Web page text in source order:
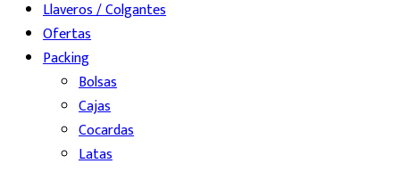
Llaveros / Colgantes
Ofertas
Packing
Bolsas
Cajas
Cocardas
Latas